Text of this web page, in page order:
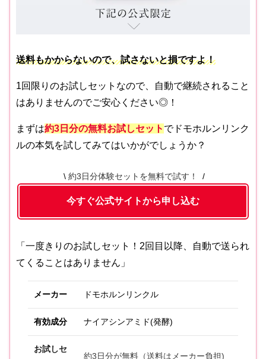
送料もかからないので、試さないと損ですよ！
1回限りのお試しセットなので、自動で継続されること
はありませんのでご安心ください◎！
まずは約3日分の無料お試しセット でドモホルンリンク
ルの本気を試してみてはいかがでしょうか？
約3日分体験セットを無料で試す！
今すぐ公式サイトから申し込む
「一度きりのお試しセット！2回目以降、自動で送られ
てくることはありません」
メーカー ドモホルンリンクル
有効成分 ナイアシンアミド(発酵)
お試しセ
約3日分が無料（送料はメーカー負担)